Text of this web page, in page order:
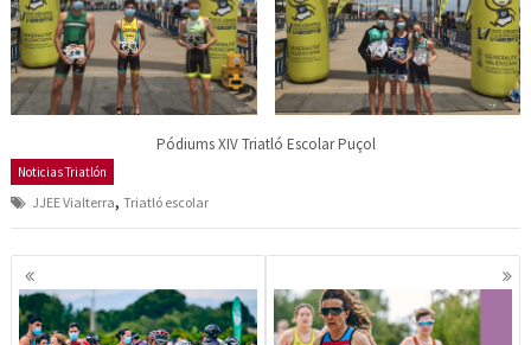
Pódiums XIV Triatló Escolar Puçol
Noticias Triatlón
JJEE Vialterra,Triatló escolar
Navegación
de
entradas